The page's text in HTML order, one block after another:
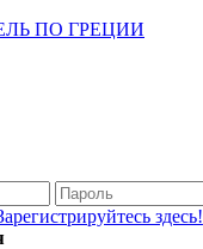
ПО ГРЕЦИИ
здесь!